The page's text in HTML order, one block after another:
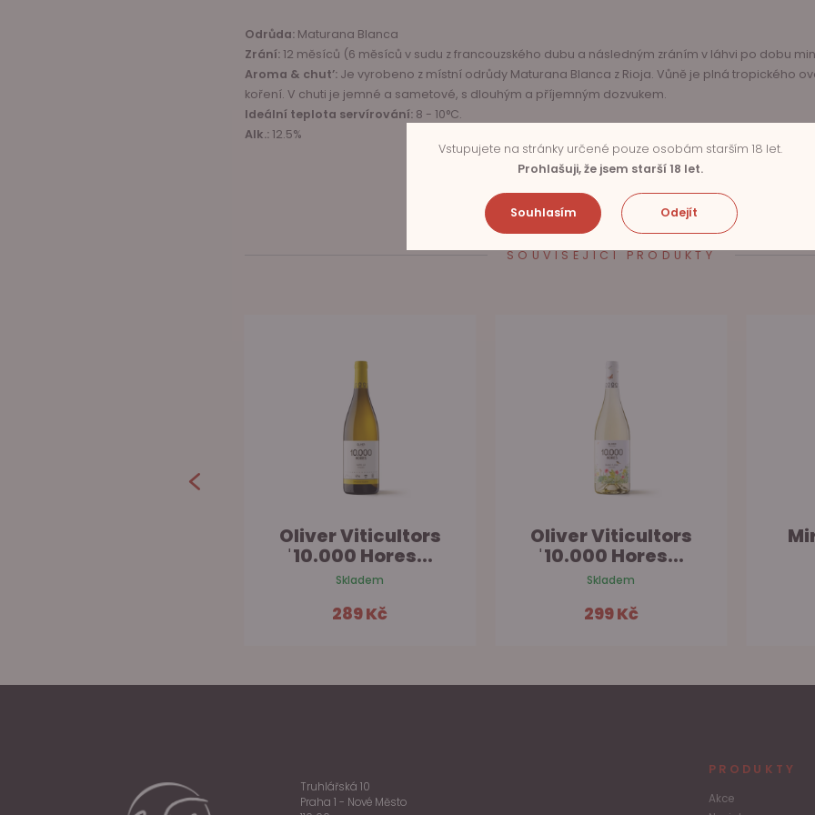
Odrůda:Maturana Blanca
Zrání:12 měsíců (6 měsíců v sudu z francouzského dubu a následným zráním v láhvi po dobu
Aroma & chut’:Je vyrobeno z místní odrůdy Maturana Blanca z Rioja. Vůně je plná tropického
koření. V chuti je jemné a sametové, s dlouhým a příjemným dozvukem.
Ideální teplota servírování:8 - 10°C.
Alk.:12.5%
SOUVISEJÍCÍ PRODUKTY
Oliver Viticultors
ˈ10.000 Hores...
Skladem
289 Kč
Oliver Viticultors
ˈ10.000 Hores...
Skladem
299 Kč
Truhlářská 10
Praha 1 - Nové Město
PRODUKTY
Akce
Vstupujete na stránky určené pouze osobám starším 18 let.
Prohlašuji, že jsem starší 18 let.
Souhlasím Odejít